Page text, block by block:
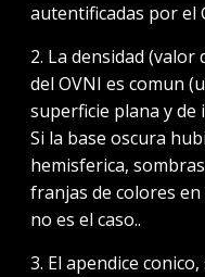
autentificadas por el
2. La densidad
del OVNI es comun
superficie plana y
Si la base oscura
hemisferica,
franjas de colores
no es el caso..
3. El apendice